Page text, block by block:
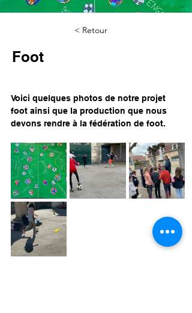
< Retour
Foot
Voici quelques photos de notre projet
foot ainsi que la production que nous
devons rendre à la fédération de foot.